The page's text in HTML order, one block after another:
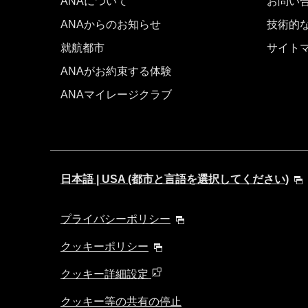
ANAからのお知らせ
就航都市
ANAがお約束する体験
ANAマイレージクラブ
技術的
サイト
日本語 | USA (都市と言語を選択してください)
プライバシーポリシー
クッキーポリシー
クッキー詳細設定
クッキー等の共有の停止